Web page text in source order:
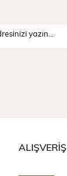
ALIŞVERİŞ